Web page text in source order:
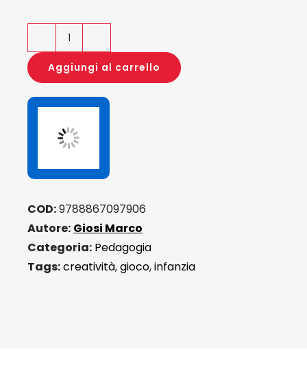
Immaginare
l'infanzia
quantità
Aggiungi al carrello
COD:9788867097906
Autore: Giosi Marco
Categoria: Pedagogia
Tags:creatività,gioco,infanzia